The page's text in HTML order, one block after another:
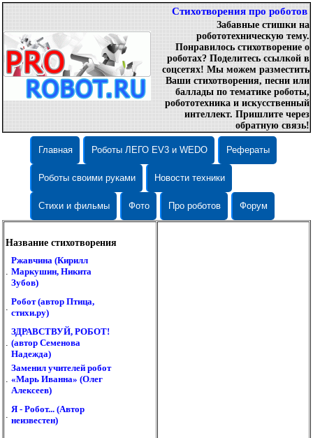
Стихотворения про роботов
Забавные стишки на
робототехническую тему.
Понравилось стихотворение о
роботах? Поделитесь ссылкой в
соцсетях! Мы можем разместить
Ваши стихотворения, песни или
баллады по тематике роботы,
робототехника и искусственный
интеллект. Пришлите через
обратную связь!
Главная Роботы ЛЕГО EV3 и WEDO Рефераты
Роботы своими руками Новости техники
Стихи и фильмы Фото Про роботов Форум
Название стихотворения
.
Ржавчина (Кирилл
Маркушин, Никита
Зубов)
.
Робот (автор Птица,
стихи.ру)
.
ЗДРАВСТВУЙ, РОБОТ!
(автор Семенова
Надежда)
.
Заменил учителей робот
«Марь Иванна» (Олег
Алексеев)
.
Я - Робот... (Автор
неизвестен)